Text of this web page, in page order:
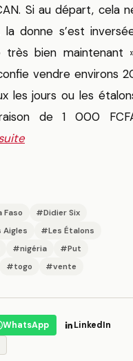
Si au départ, cela
la donne s’est
très bien maintenant
vendre environs
les jours ou les
de 1 000
Faso
#Didier Six
Aigles
#Les Étalons
#nigéria
#Put
#togo #vente
WhatsApp
LinkedIn